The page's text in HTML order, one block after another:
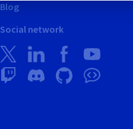
Blog
Social network